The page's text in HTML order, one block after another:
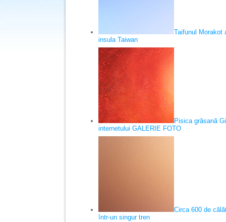
Taifunul Morakot
insula Taiwan
Pisica grăsană
internetului GALERIE FOTO
Circa 600 de
într-un singur tren